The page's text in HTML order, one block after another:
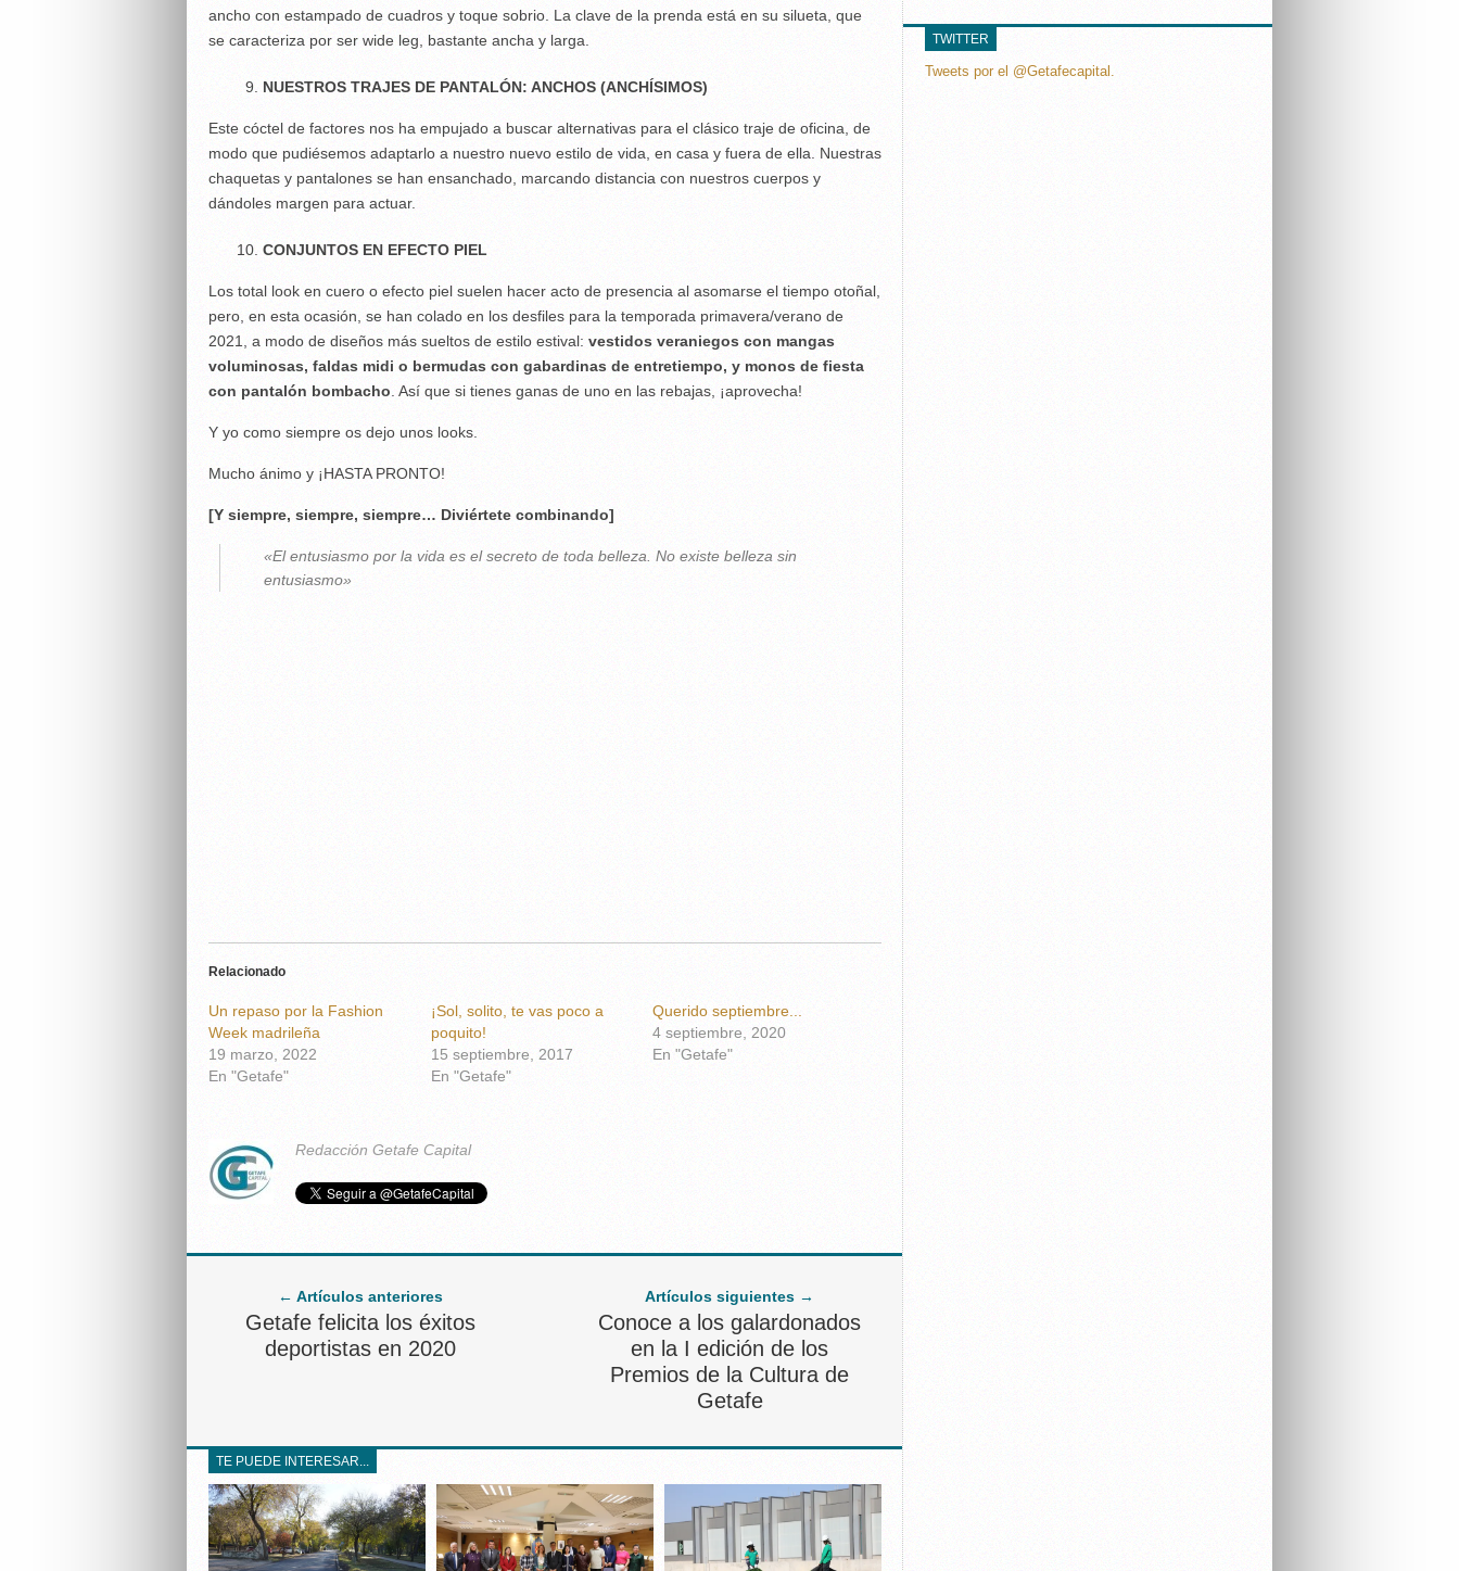
ancho con estampado de cuadros y toque sobrio. La clave de la prenda está en su silueta, que
se caracteriza por ser wide leg, bastante ancha y larga.
NUESTROS TRAJES DE PANTALÓN: ANCHOS (ANCHÍSIMOS)
Este cóctel de factores nos ha empujado a buscar alternativas para el clásico traje de oficina, de
modo que pudiésemos adaptarlo a nuestro nuevo estilo de vida, en casa y fuera de ella. Nuestras
chaquetas y pantalones se han ensanchado, marcando distancia con nuestros cuerpos y
dándoles margen para actuar.
CONJUNTOS EN EFECTO PIEL
Los total look en cuero o efecto piel suelen hacer acto de presencia al asomarse el tiempo otoñal,
pero, en esta ocasión, se han colado en los desfiles para la temporada primavera/verano de
2021, a modo de diseños más sueltos de estilo estival: vestidos veraniegos con mangas
voluminosas, faldas midi o bermudas con gabardinas de entretiempo, y monos de fiesta
con pantalón bombacho . Así que si tienes ganas de uno en las rebajas, ¡aprovecha!
Y yo como siempre os dejo unos looks.
Mucho ánimo y ¡HASTA PRONTO!
[Y siempre, siempre, siempre… Diviértete combinando]
«El entusiasmo por la vida es el secreto de toda belleza. No existe belleza sin
entusiasmo»
Relacionado
Un repaso por la Fashion
Week madrileña
19 marzo, 2022
En "Getafe"
¡Sol, solito, te vas poco a
poquito!
15 septiembre, 2017
En "Getafe"
Querido septiembre...
4 septiembre, 2020
En "Getafe"
Redacción Getafe Capital
← Artículos anteriores
Getafe felicita los éxitos
deportistas en 2020
Artículos siguientes →
Conoce a los galardonados
en la I edición de los
Premios de la Cultura de
Getafe
TE PUEDE INTERESAR...
TWITTER
Tweets por el @Getafecapital.